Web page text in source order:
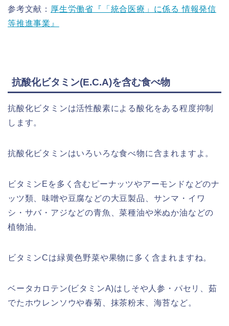
参考文献： 厚生労働省『「統合医療」に係る 情報発信
等推進事業』
抗酸化ビタミン(E.C.A)を含む食べ物
抗酸化ビタミンは活性酸素による酸化をある程度抑制
します。
抗酸化ビタミンはいろいろな食べ物に含まれますよ。
ビタミンEを多く含むピーナッツやアーモンドなどのナ
ッツ類、味噌や豆腐などの大豆製品、サンマ・イワ
シ・サバ・アジなどの青魚、菜種油や米ぬか油などの
植物油。
ビタミンCは緑黄色野菜や果物に多く含まれますね。
ベータカロテン(ビタミンA)はしそや人参・パセリ、茹
でたホウレンソウや春菊、抹茶粉末、海苔など。